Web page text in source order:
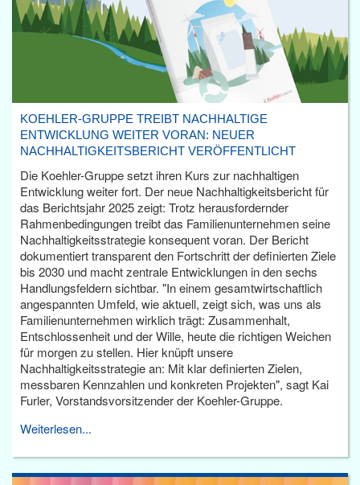
KOEHLER-GRUPPE TREIBT NACHHALTIGE
ENTWICKLUNG WEITER VORAN: NEUER
NACHHALTIGKEITSBERICHT VERÖFFENTLICHT
Die Koehler-Gruppe setzt ihren Kurs zur nachhaltigen
Entwicklung weiter fort. Der neue Nachhaltigkeitsbericht für
das Berichtsjahr 2025 zeigt: Trotz herausfordernder
Rahmenbedingungen treibt das Familienunternehmen seine
Nachhaltigkeitsstrategie konsequent voran. Der Bericht
dokumentiert transparent den Fortschritt der definierten Ziele
bis 2030 und macht zentrale Entwicklungen in den sechs
Handlungsfeldern sichtbar. "In einem gesamtwirtschaftlich
angespannten Umfeld, wie aktuell, zeigt sich, was uns als
Familienunternehmen wirklich trägt: Zusammenhalt,
Entschlossenheit und der Wille, heute die richtigen Weichen
für morgen zu stellen. Hier knüpft unsere
Nachhaltigkeitsstrategie an: Mit klar definierten Zielen,
messbaren Kennzahlen und konkreten Projekten", sagt Kai
Furler, Vorstandsvorsitzender der Koehler-Gruppe.
Weiterlesen...